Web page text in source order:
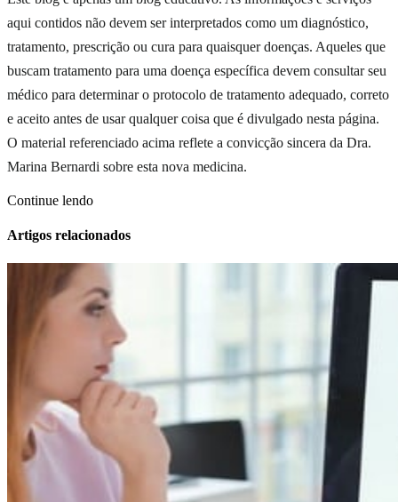
aqui contidos não devem ser interpretados como um diagnóstico,
tratamento, prescrição ou cura para quaisquer doenças. Aqueles que
buscam tratamento para uma doença específica devem consultar seu
médico para determinar o protocolo de tratamento adequado, correto
e aceito antes de usar qualquer coisa que é divulgado nesta página.
O material referenciado acima reflete a convicção sincera da Dra.
Marina Bernardi sobre esta nova medicina.
Continue lendo
Artigos relacionados